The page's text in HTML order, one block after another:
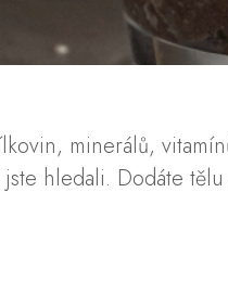
minerálů,
hledali. Dodáte